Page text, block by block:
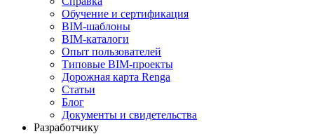
Обучение и сертификация
BIM-шаблоны
BIM-каталоги
Опыт пользователей
Типовые BIM-проекты
Дорожная карта Renga
Статьи
Блог
Документы и свидетельства
Разработчику